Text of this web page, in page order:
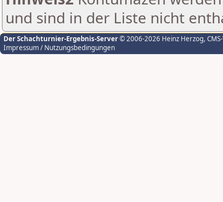
und sind in der Liste nicht
Der Schachturnier-Ergebnis-Server© 2006-2026 Heinz Herzog,
Impressum / Nutzungsbedingungen